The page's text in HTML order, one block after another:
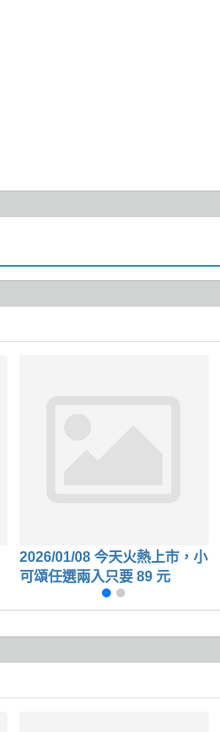
2026/01/08 今天火熱上市，小
可頌任選兩入只要 89 元